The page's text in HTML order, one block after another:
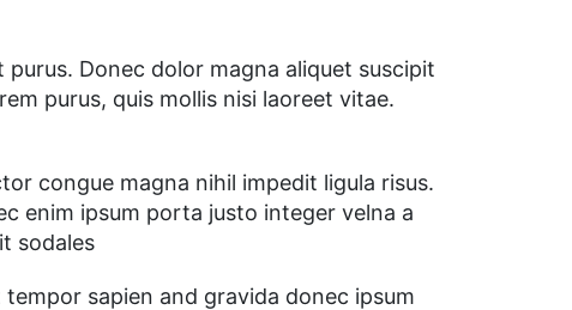
Donec dolor magna aliquet suscipit
purus, quis mollis nisi laoreet vitae.
congue magna nihil impedit ligula risus.
enim ipsum porta justo integer velna a
sodales
sapien and gravida donec ipsum